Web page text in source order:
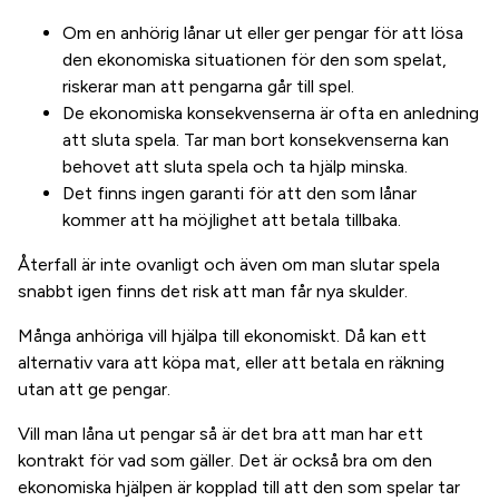
Om en anhörig lånar ut eller ger pengar för att lösa
den ekonomiska situationen för den som spelat,
riskerar man att pengarna går till spel.
De ekonomiska konsekvenserna är ofta en anledning
att sluta spela. Tar man bort konsekvenserna kan
behovet att sluta spela och ta hjälp minska.
Det finns ingen garanti för att den som lånar
kommer att ha möjlighet att betala tillbaka.
Återfall är inte ovanligt och även om man slutar spela
snabbt igen finns det risk att man får nya skulder.
Många anhöriga vill hjälpa till ekonomiskt. Då kan ett
alternativ vara att köpa mat, eller att betala en räkning
utan att ge pengar.
Vill man låna ut pengar så är det bra att man har ett
kontrakt för vad som gäller. Det är också bra om den
ekonomiska hjälpen är kopplad till att den som spelar tar